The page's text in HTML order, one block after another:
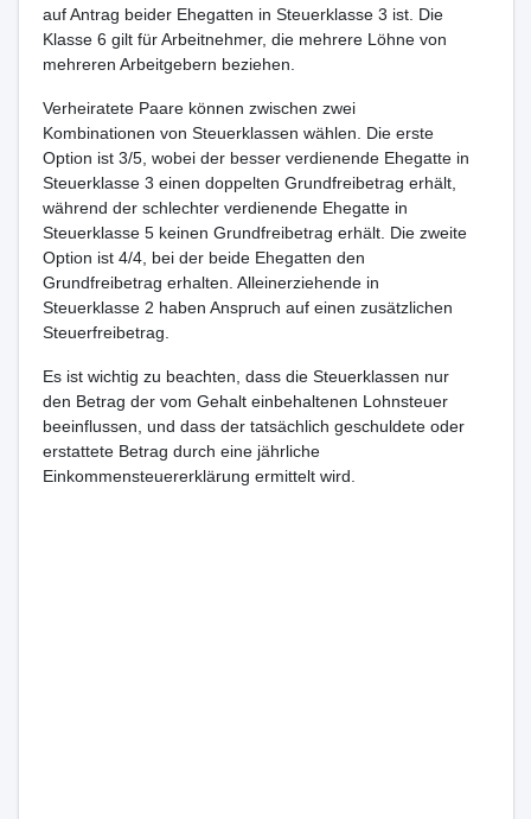
auf Antrag beider Ehegatten in Steuerklasse 3 ist. Die
Klasse 6 gilt für Arbeitnehmer, die mehrere Löhne von
mehreren Arbeitgebern beziehen.
Verheiratete Paare können zwischen zwei
Kombinationen von Steuerklassen wählen. Die erste
Option ist 3/5, wobei der besser verdienende Ehegatte in
Steuerklasse 3 einen doppelten Grundfreibetrag erhält,
während der schlechter verdienende Ehegatte in
Steuerklasse 5 keinen Grundfreibetrag erhält. Die zweite
Option ist 4/4, bei der beide Ehegatten den
Grundfreibetrag erhalten. Alleinerziehende in
Steuerklasse 2 haben Anspruch auf einen zusätzlichen
Steuerfreibetrag.
Es ist wichtig zu beachten, dass die Steuerklassen nur
den Betrag der vom Gehalt einbehaltenen Lohnsteuer
beeinflussen, und dass der tatsächlich geschuldete oder
erstattete Betrag durch eine jährliche
Einkommensteuererklärung ermittelt wird.